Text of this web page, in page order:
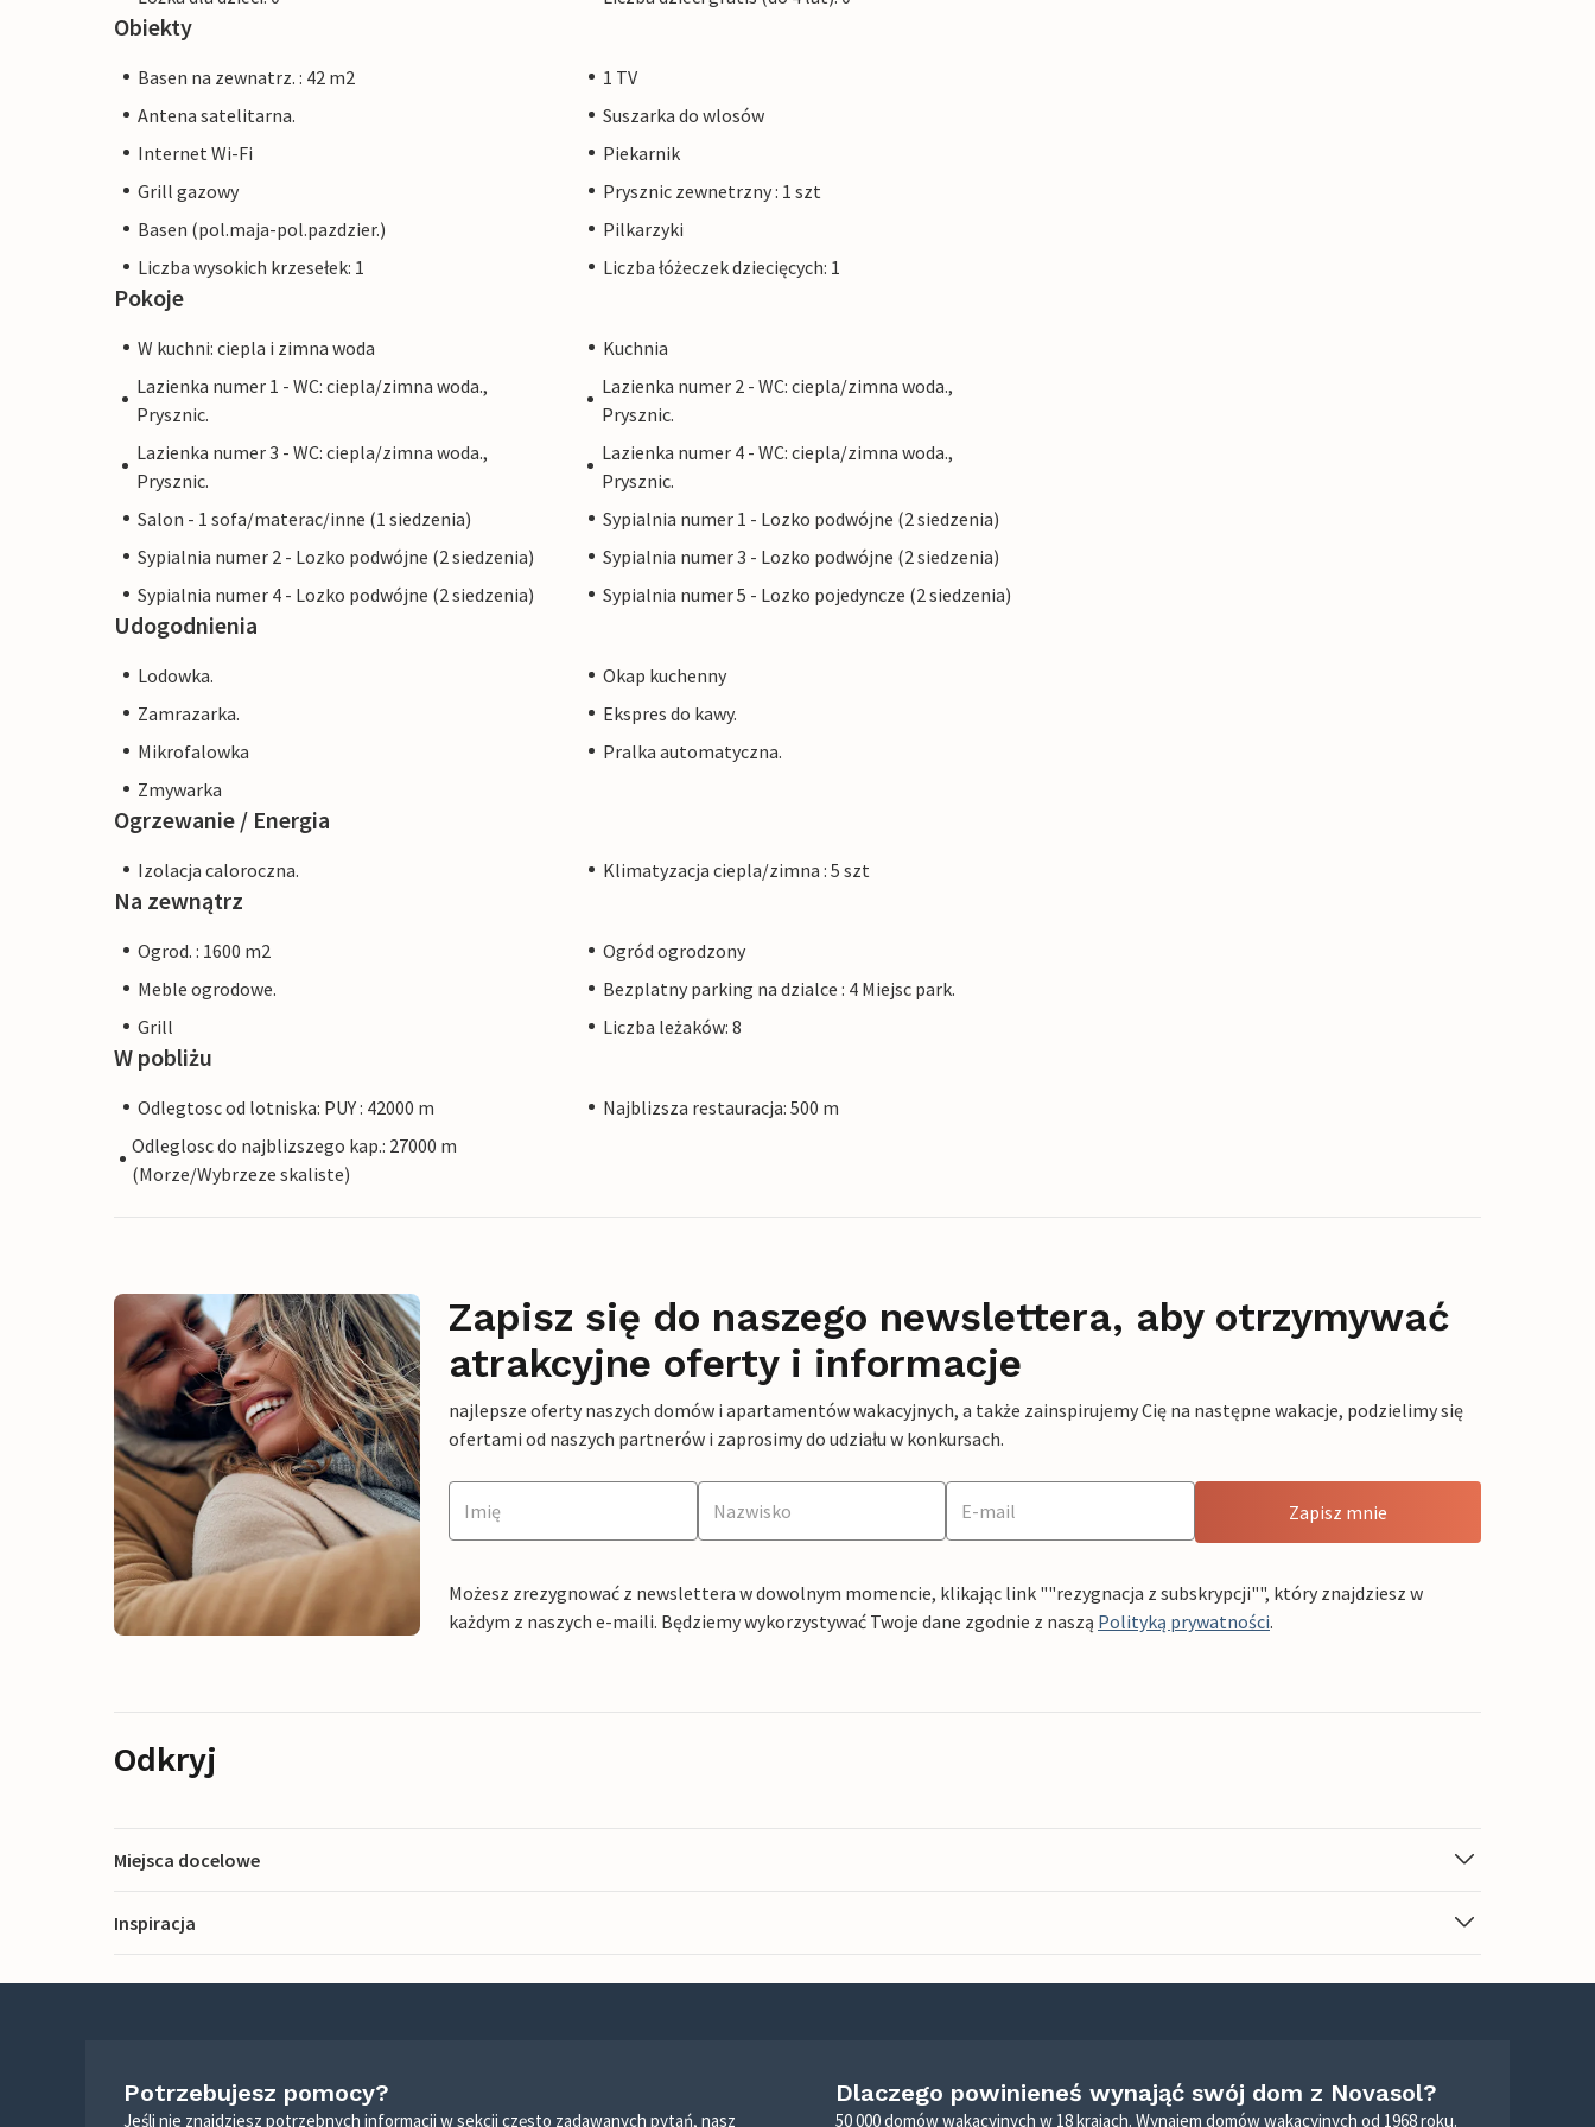
Obiekty
Basen na zewnatrz. : 42 m2
1 TV
Antena satelitarna.
Suszarka do wlosów
Internet Wi-Fi
Piekarnik
Grill gazowy
Prysznic zewnetrzny : 1 szt
Basen (pol.maja-pol.pazdzier.)
Pilkarzyki
Liczba wysokich krzesełek: 1
Liczba łóżeczek dziecięcych: 1
Pokoje
W kuchni: ciepla i zimna woda
Kuchnia
Lazienka numer 1 - WC: ciepla/zimna woda.,
Prysznic.
Lazienka numer 2 - WC: ciepla/zimna woda.,
Prysznic.
Lazienka numer 3 - WC: ciepla/zimna woda.,
Prysznic.
Lazienka numer 4 - WC: ciepla/zimna woda.,
Prysznic.
Salon - 1 sofa/materac/inne (1 siedzenia)
Sypialnia numer 1 - Lozko podwójne (2 siedzenia)
Sypialnia numer 2 - Lozko podwójne (2 siedzenia)
Sypialnia numer 3 - Lozko podwójne (2 siedzenia)
Sypialnia numer 4 - Lozko podwójne (2 siedzenia)
Sypialnia numer 5 - Lozko pojedyncze (2 siedzenia)
Udogodnienia
Lodowka.
Okap kuchenny
Zamrazarka.
Ekspres do kawy.
Mikrofalowka
Pralka automatyczna.
Zmywarka
Ogrzewanie / Energia
Izolacja caloroczna. Klimatyzacja ciepla/zimna : 5 szt
Na zewnątrz
Ogrod. : 1600 m2
Ogród ogrodzony
Meble ogrodowe.
Bezplatny parking na dzialce : 4 Miejsc park.
Grill
Liczba leżaków: 8
W pobliżu
Odlegtosc od lotniska: PUY : 42000 m
Najblizsza restauracja: 500 m
Odleglosc do najblizszego kap.: 27000 m
(Morze/Wybrzeze skaliste)
Zapisz się do naszego newslettera, aby otrzymywać
atrakcyjne oferty i informacje
najlepsze oferty naszych domów i apartamentów wakacyjnych, a także zainspirujemy Cię na następne wakacje, podzielimy się
ofertami od naszych partnerów i zaprosimy do udziału w konkursach.
Zapisz mnie
Możesz zrezygnować z newslettera w dowolnym momencie, klikając link ""rezygnacja z subskrypcji"", który znajdziesz w
każdym z naszych e-maili. Będziemy wykorzystywać Twoje dane zgodnie z naszą Polityką prywatności.
Odkryj
Miejsca docelowe
Inspiracja
Potrzebujesz pomocy?
Jeśli nie znajdziesz potrzebnych informacji w sekcji często zadawanych pytań, nasz
Dlaczego powinieneś wynająć swój dom z Novasol?
50 000 domów wakacyjnych w 18 krajach. Wynajem domów wakacyjnych od 1968 roku.